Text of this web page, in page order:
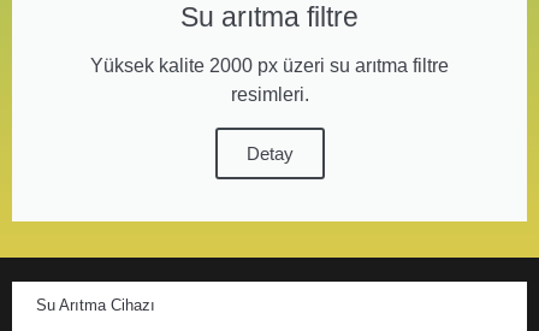
Su arıtma filtre
Yüksek kalite 2000 px üzeri su arıtma filtre
resimleri.
Detay
Su Arıtma Cihazı